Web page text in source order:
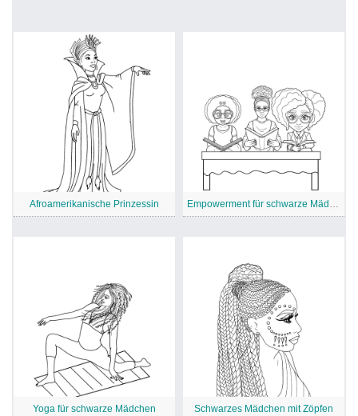
Afroamerikanische Prinzessin Empowerment für schwarze Mädchen
Yoga für schwarze Mädchen Schwarzes Mädchen mit Zöpfen